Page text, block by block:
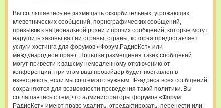
Вы соглашаетесь не размещать оскорбительных, угрожающих,
клеветнических сообщений, порнографических сообщений,
призывов к национальной розни и прочих сообщений, которые могут
нарушить законы вашей страны, страны, которая предоставляет
услуги хостинга для форумов «Форум РадиоКот» или
международное право. Попытки размещения таких сообщений
могут привести к вашему немедленному отключению от
конференции, при этом ваш провайдер будет поставлен в
известность, если мы сочтём это нужным. IP-адреса всех сообщений
сохраняются для возможности проведения такой политики. Вы
соглашаетесь с тем, что администраторы форумов «Форум
РадиоКот» имеют право удалить, отредактировать, перенести или